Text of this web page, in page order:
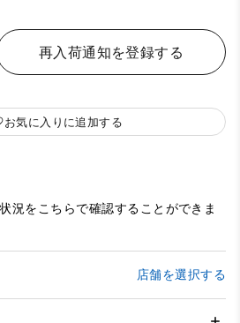
再入荷通知を登録する
お気に入りに追加する
況をこちらで確認することができま
店舗を選択する